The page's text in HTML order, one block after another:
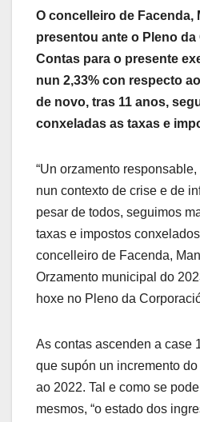
O concelleiro de Facenda,
presentou ante o Pleno
Contas para o presente
nun 2,33% con respecto
de novo, tras 11 anos,
conxeladas as taxas e
“Un orzamento
nun contexto de crise e de
pesar de todos, seguimos
taxas e impostos
concelleiro de Facenda,
Orzamento municipal do
hoxe no Pleno da
As contas ascenden a case
que supón un incremento
ao 2022. Tal e como se
mesmos, “o estado dos